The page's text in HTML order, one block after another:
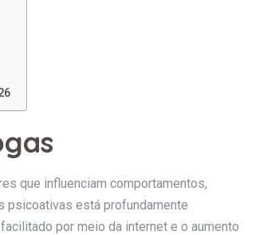
que influenciam comportamentos,
psicoativas está profundamente
por meio da internet e o aumento